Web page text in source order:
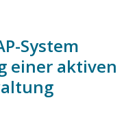
System
einer aktiven